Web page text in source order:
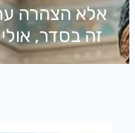
אלא הצהרה
זה בסדר,